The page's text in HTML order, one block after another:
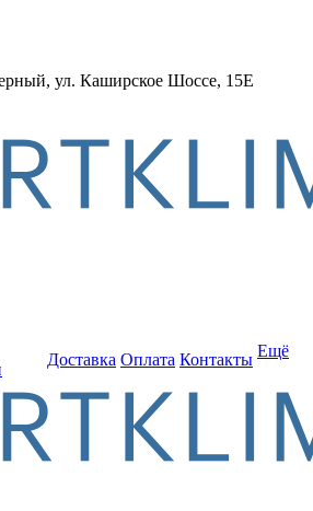
ул. Каширское Шоссе, 15Е
Доставка Оплата Контакты Ещё